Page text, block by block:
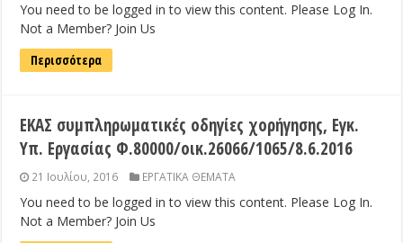
You need to be logged in to view this content. Please Log In.
Not a Member? Join Us
Περισσότερα
ΕΚΑΣ συμπληρωματικές οδηγίες χορήγησης, Εγκ.
Υπ. Εργασίας Φ.80000/οικ.26066/1065/8.6.2016
21 Ιουλίου, 2016 ΕΡΓΑΤΙΚΑ ΘΕΜΑΤΑ
You need to be logged in to view this content. Please Log In.
Not a Member? Join Us